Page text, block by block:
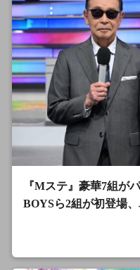
『Mステ』豪華7組が
BOYSら2組が初登場